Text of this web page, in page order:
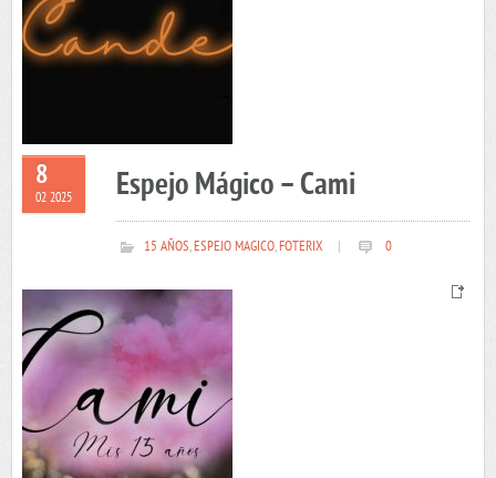
8
02 2025 Espejo Mágico – Cami
15 AÑOS,ESPEJO MAGICO,FOTERIX 0